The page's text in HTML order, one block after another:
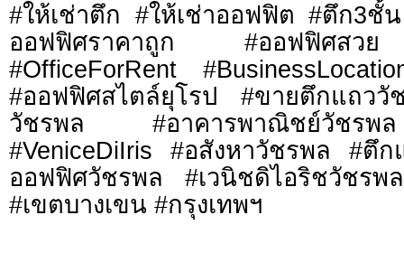
#ให้เช่าตึก #ให้เช่าออฟฟิต #ตึก3ชั้
ออฟฟิศราคาถูก #ออฟฟิศสวย
#OfficeForRent
#ออฟฟิศสไตล์ยุโรป #ขายตึกแถววั
วัชรพล #อาคารพาณิชย์วัชรพ
#VeniceDiIris #อสังหาวัชรพล #ตึ
ออฟฟิศวัชรพล #เวนิชดิไอริชวัชรพ
#เขตบางเขน #กรุงเทพฯ